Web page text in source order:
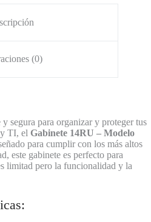
(0)
segura para organizar y proteger tus
TI, el Gabinete 14RU – Modelo
para cumplir con los más altos
este gabinete es perfecto para
limitad pero la funcionalidad y la